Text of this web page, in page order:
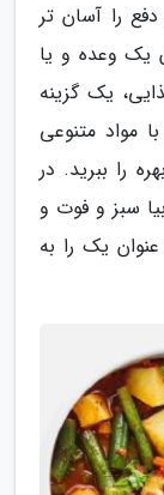
را آسان تر
یک وعده و یا
یک گزینه
مواد متنوعی
را ببرید. در
سبز و فوت و
یک را به